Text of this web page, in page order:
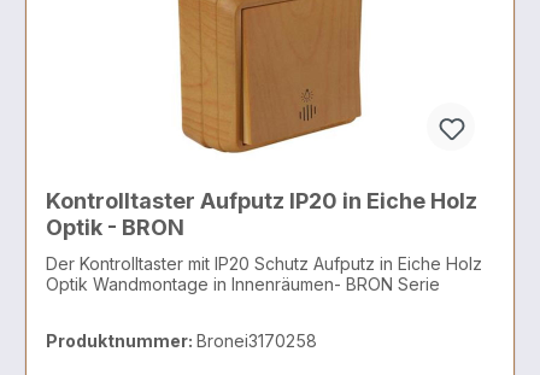
Kontrolltaster Aufputz IP20 in Eiche Holz
Optik - BRON
Der Kontrolltaster mit IP20 Schutz Aufputz in Eiche Holz
Optik Wandmontage in Innenräumen- BRON Serie
Produktnummer: Bronei3170258